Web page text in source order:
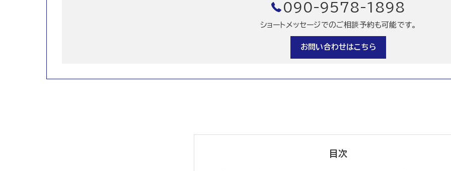
090-9578-1898
ショートメッセージでのご相談予約も可能です。
お問い合わせはこちら
目次